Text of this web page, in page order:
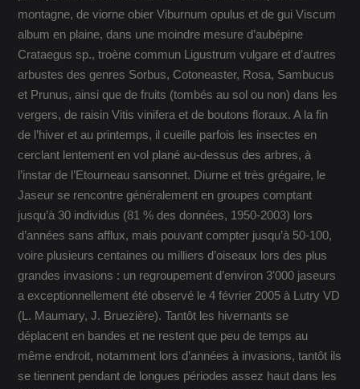
montagne, de viorne obier Viburnum opulus et de gui Viscum
album en plaine, dans une moindre mesure d’aubépine
Crataegus sp., troène commun Ligustrum vulgare et d’autres
arbustes des genres Sorbus, Cotoneaster, Rosa, Sambucus
et Prunus, ainsi que de fruits (tombés au sol ou non) dans les
vergers, de raisin Vitis vinifera et de boutons floraux. A la fin
de l’hiver et au printemps, il cueille parfois les insectes en
cerclant lentement en vol plané au-dessus des arbres, à
l’instar de l’Etourneau sansonnet. Diurne et très grégaire, le
Jaseur se rencontre généralement en groupes comptant
jusqu’à 30 individus (81 % des données, 1950-2003) lors
d’années sans afflux, mais pouvant compter jusqu’à 50-100,
voire plusieurs centaines ou milliers d’oiseaux lors des plus
grandes invasions : un regroupement d’environ 3'000 jaseurs
a exceptionnellement été observé le 4 février 2005 à Lutry VD
(L. Maumary, J. Bruezière). Tantôt les hivernants se
déplacent en bandes et ne restent que peu de temps au
même endroit, notamment lors d’années à invasions, tantôt ils
se tiennent pendant de longues périodes assez haut dans les